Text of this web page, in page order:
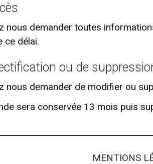
nous demander toutes
ce délai.
ou de
nous demander de modifier ou
sera conservée 13 mois puis
MENTIONS